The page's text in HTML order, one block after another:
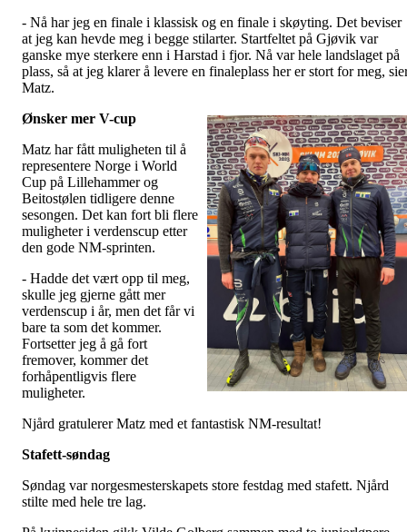
- Nå har jeg en finale i klassisk og en finale i skøyting. Det beviser
at jeg kan hevde meg i begge stilarter. Startfeltet på Gjøvik var
ganske mye sterkere enn i Harstad i fjor. Nå var hele landslaget på
plass, så at jeg klarer å levere en finaleplass her er stort for meg,
Matz.
Ønsker mer V-cup
Matz har fått muligheten til å
representere Norge i World
Cup på Lillehammer og
Beitostølen tidligere denne
sesongen. Det kan fort bli flere
muligheter i verdenscup etter
den gode NM-sprinten.
- Hadde det vært opp til meg,
skulle jeg gjerne gått mer
verdenscup i år, men det får vi
bare ta som det kommer.
Fortsetter jeg å gå fort
fremover, kommer det
forhåpentligvis flere
muligheter.
Njård gratulerer Matz med et fantastisk NM-resultat!
Stafett-søndag
Søndag var norgesmesterskapets store festdag med stafett. Njård
stilte med hele tre lag.